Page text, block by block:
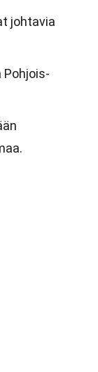
johtavia
Pohjois-